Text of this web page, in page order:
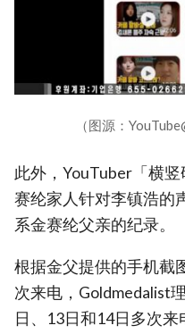
（图源：
此外，YouTuber「横
赛纶家人针对李镇浩的
系金赛纶父亲的纪录。
根据金父提供的手机截
次来电，Goldmedalist
日、13日和14日多次